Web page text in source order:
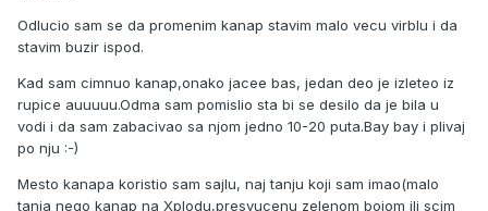
Odlucio sam se da promenim kanap stavim malo vecu virblu i da
stavim buzir ispod.
Kad sam cimnuo kanap,onako jacee bas, jedan deo je izleteo iz
rupice auuuuu.Odma sam pomislio sta bi se desilo da je bila u
vodi i da sam zabacivao sa njom jedno 10-20 puta.Bay bay i plivaj
po nju :-)
Mesto kanapa koristio sam sajlu, naj tanju koji sam imao(malo
tanja nego kanap na Xplodu,presvucenu zelenom bojom ili scim